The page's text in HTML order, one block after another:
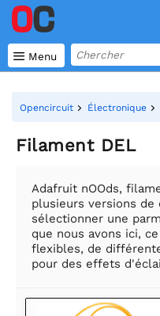
 Menu
Opencircuit Électronique
Filament DEL
Adafruit nOOds,
plusieurs versions
sélectionner une
que nous avons ici,
flexibles, de
pour des effets